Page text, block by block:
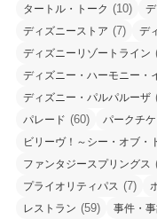
タートル・トーク (10)
ディズニーストア (7) デ
ディズニーリゾートライン
ディズニー・ハーモニー・
ディズニー・パルパルーザ
パレード (60) パークチケ
ビリーヴ！～シー・オブ・
ファンタジースプリングス
プライオリティパス (7)
レストラン (59) 事件・